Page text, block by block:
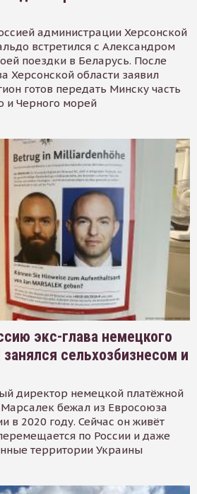
администрации Херсонской
встретился с Александром
поездки в Беларусь. После
Херсонской области заявил
готов передать Минску часть
и Черного морей
экс-глава немецкого
сельхозбизнесом и
директор немецкой платёжной
бежал из Евросоюза
в 2020 году. Сейчас он живёт
по России и даже
территории Украины